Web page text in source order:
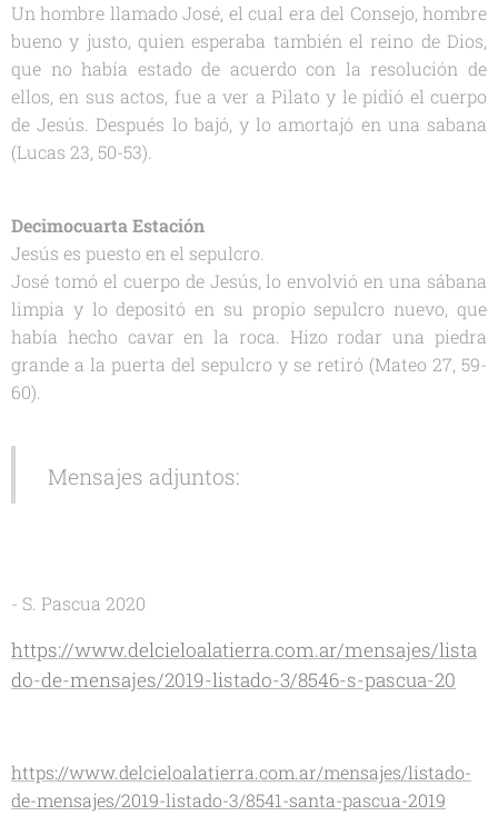
Un hombre llamado José, el cual era del Consejo, hombre
bueno y justo, quien esperaba también el reino de Dios,
que no había estado de acuerdo con la resolución de
ellos, en sus actos, fue a ver a Pilato y le pidió el cuerpo
de Jesús. Después lo bajó, y lo amortajó en una sabana
(Lucas 23, 50-53).
Decimocuarta Estación
Jesús es puesto en el sepulcro.
José tomó el cuerpo de Jesús, lo envolvió en una sábana
limpia y lo depositó en su propio sepulcro nuevo, que
había hecho cavar en la roca. Hizo rodar una piedra
grande a la puerta del sepulcro y se retiró (Mateo 27, 59-
60).
Mensajes adjuntos:
- S. Pascua 2020
https://www.delcieloalatierra.com.ar/mensajes/lista
do-de-mensajes/2019-listado-3/8546-s-pascua-20
https://www.delcieloalatierra.com.ar/mensajes/listado-
de-mensajes/2019-listado-3/8541-santa-pascua-2019